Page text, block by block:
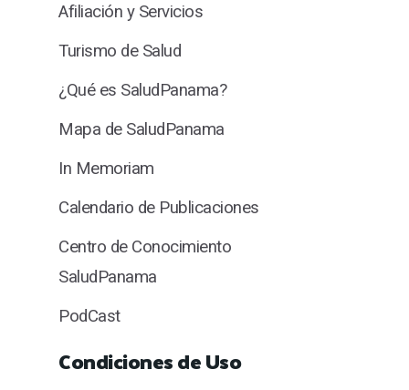
Afiliación y Servicios
Turismo de Salud
¿Qué es SaludPanama?
Mapa de SaludPanama
In Memoriam
Calendario de Publicaciones
Centro de Conocimiento
SaludPanama
PodCast
Condiciones de Uso